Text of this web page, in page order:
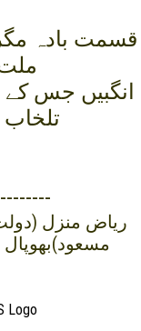
قسمت بادہ
انگبيں جس
رياض منزل